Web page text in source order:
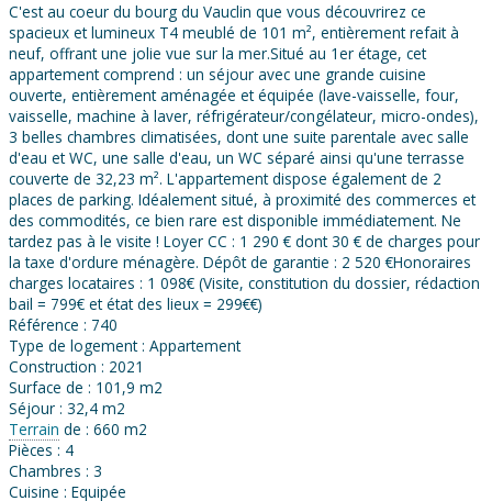
C'est au coeur du bourg du Vauclin que vous découvrirez ce
spacieux et lumineux T4 meublé de 101 m², entièrement refait à
neuf, offrant une jolie vue sur la mer.Situé au 1er étage, cet
appartement comprend : un séjour avec une grande cuisine
ouverte, entièrement aménagée et équipée (lave-vaisselle, four,
vaisselle, machine à laver, réfrigérateur/congélateur, micro-ondes),
3 belles chambres climatisées, dont une suite parentale avec salle
d'eau et WC, une salle d'eau, un WC séparé ainsi qu'une terrasse
couverte de 32,23 m². L'appartement dispose également de 2
places de parking. Idéalement situé, à proximité des commerces et
des commodités, ce bien rare est disponible immédiatement. Ne
tardez pas à le visite ! Loyer CC : 1 290 € dont 30 € de charges pour
la taxe d'ordure ménagère. Dépôt de garantie : 2 520 €Honoraires
charges locataires : 1 098€ (Visite, constitution du dossier, rédaction
bail = 799€ et état des lieux = 299€€)
Référence : 740
Type de logement : Appartement
Construction : 2021
Surface de : 101,9 m2
Séjour : 32,4 m2
Terrain de : 660 m2
Pièces : 4
Chambres : 3
Cuisine : Equipée